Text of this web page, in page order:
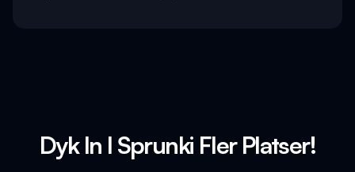
Dyk In I Sprunki Fler Platser!